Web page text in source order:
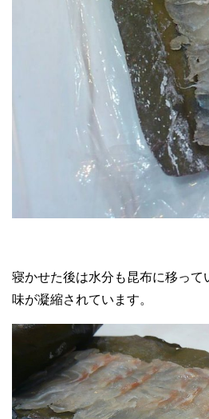
寝かせた後は水分も昆布に移って
味が凝縮されています。